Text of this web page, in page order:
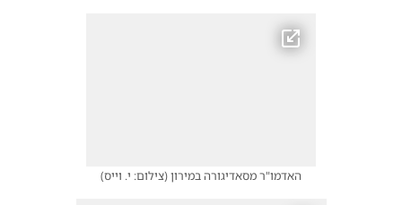
האדמו"ר מסאדיגורה במירון(צילום: י. וייס)